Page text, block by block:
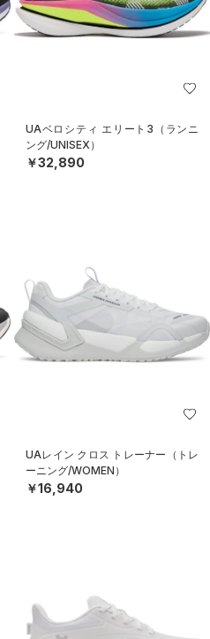
UAベロシティ エリート3（ランニ
ング/UNISEX）
￥32,890
UAレイン クロス トレーナー（トレ
ーニング/WOMEN）
￥16,940